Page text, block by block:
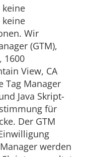
keine
Wir
(GTM),
1600
View, CA
Tag Manager
Java Skript-
für
Der GTM
werden